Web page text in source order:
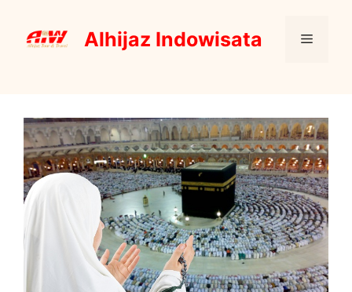
content
Alhijaz Indowisata Menu